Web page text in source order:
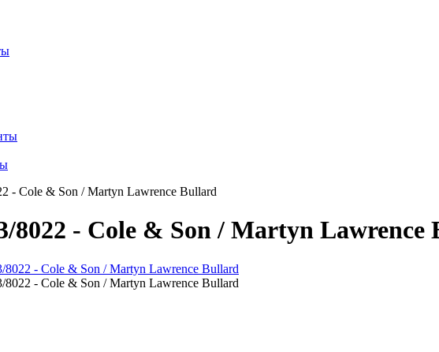
- Cole & Son / Martyn Lawrence Bullard
8022 - Cole & Son / Martyn Lawrence